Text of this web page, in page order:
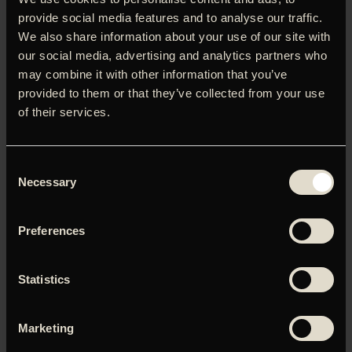
provide social media features and to analyse our traffic.
We also share information about your use of our site with
our social media, advertising and analytics partners who
may combine it with other information that you’ve
provided to them or that they’ve collected from your use
of their services.
Selection
Necessary
Preferences
Statistics
Marketing
februar. Allerede i credit-sekvensen slås intensiteten an.
Musikken droner ildevarslende, mens vi overflyver et
natligt Milano for at zoome ind på en fest i lejlighed, hvor
værten savnes. Aftenen før sin pensionering bliver
politiofficeren Franco Amore (Pierfrancesco Favino) nemlig
kaldt til gerningsstedet for et diamanttyveri, hvor hans
bedste ven og mangeårige partner Dino er blevet dræbt.
video.
Klik her for at opdatere dine indstillinger